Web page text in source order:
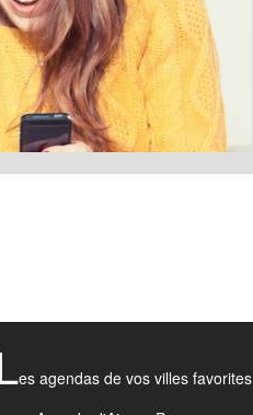
es agendas de vos villes favorites